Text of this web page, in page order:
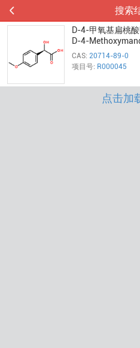
搜索
D-4-甲氧基扁桃
D-4-
CAS: 20714-89-0
项目号: R000045
点击加